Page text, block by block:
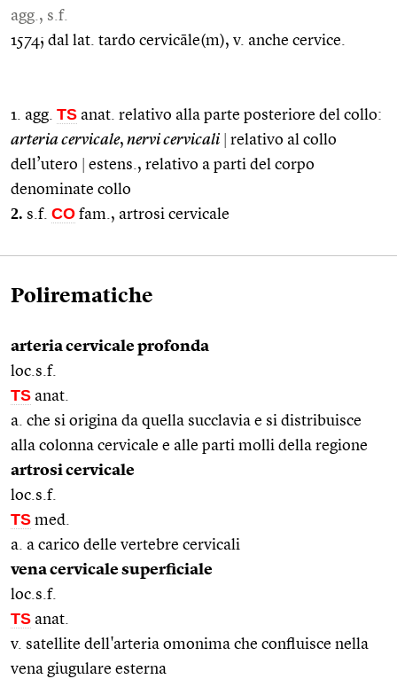
agg., s.f.
1574; dal lat. tardo cervicāle(m), v. anche cervice.
1. agg. TS anat. relativo alla parte posteriore del collo:
arteria cervicale, nervi cervicali
relativo al collo
dell’utero
estens., relativo a parti del corpo
denominate collo
2. s.f. CO fam., artrosi cervicale
Polirematiche
arteria cervicale profonda
loc.s.f.
TS anat.
a. che si origina da quella succlavia e si distribuisce
alla colonna cervicale e alle parti molli della regione
artrosi cervicale
loc.s.f.
TS med.
a. a carico delle vertebre cervicali
vena cervicale superficiale
loc.s.f.
TS anat.
v. satellite dell'arteria omonima che confluisce nella
vena giugulare esterna